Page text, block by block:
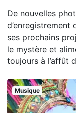
De nouvelles
d’enregistrement
ses prochains
le mystère et
toujours à l’affût
Musique